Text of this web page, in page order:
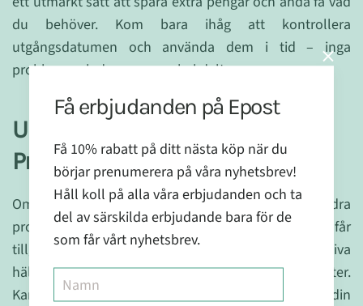
du behöver. Kom bara ihåg att kontrollera
utgångsdatumen och använda dem i tid – inga
problem, och du sparar en hel del!
Upptäck Nya Märken och
Produkter till Fantastiska Priser
Om du gillar att testa nya märken eller utforska andra
produkter är Fyndhörnan ett shoppingparadis. Du får
tillgång till mindre märken som erbjuder högkvalitativa
hälso- och wellnessprodukter till stora rabatter.
Kanske hittar du något nytt som passar perfekt in i din
Få erbjudanden på Epost
Få 10% rabatt på ditt nästa köp när du
börjar prenumerera på våra nyhetsbrev!
Håll koll på alla våra erbjudanden och ta
del av särskilda erbjudande bara för de
som får vårt nyhetsbrev.